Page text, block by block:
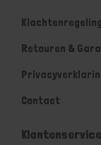
Retouren &
Contact
Klantenservice